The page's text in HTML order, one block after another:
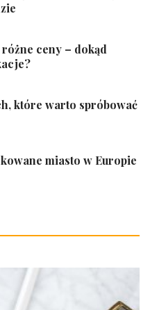
ceny – dokąd
które warto spróbować
miasto w Europie